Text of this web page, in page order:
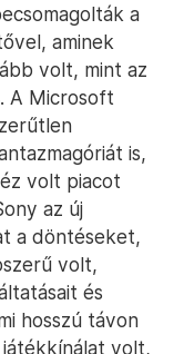
a
aminek
volt, mint az
A Microsoft
is,
volt piacot
az új
a döntéseket,
volt,
és
hosszú távon
volt,